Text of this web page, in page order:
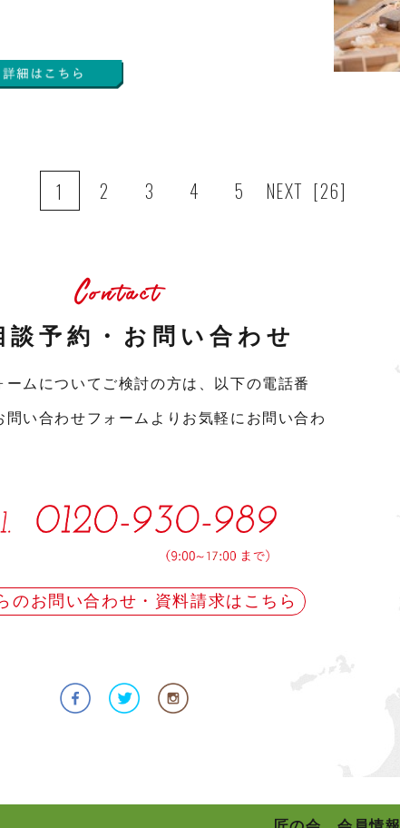
1 2 3 4 5 NEXT [26]
Contact
談予約・お問い合わせ
ームについてご検討の方は、以下の電話番
問い合わせフォームよりお気軽にお問い合わ
のお問い合わせ・資料請求はこちら